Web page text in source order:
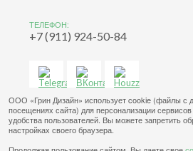
ТЕЛЕФОН:
+7 (911) 924-50-84
ООО «Грин Дизайн» использует cookie (файлы с
посещениях сайта) для персонализации
удобства пользователей. Вы можете запретить
настройках своего браузера.